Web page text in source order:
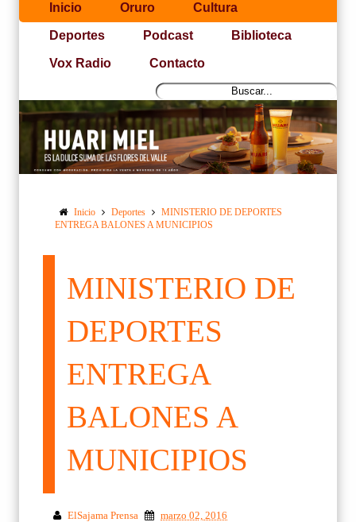
Inicio Oruro Cultura
Deportes Podcast Biblioteca
Vox Radio Contacto
Inicio Deportes
MINISTERIO DE DEPORTES
ENTREGA BALONES A MUNICIPIOS
MINISTERIO DE
DEPORTES
ENTREGA
BALONES A
MUNICIPIOS
ElSajama Prensa marzo 02, 2016